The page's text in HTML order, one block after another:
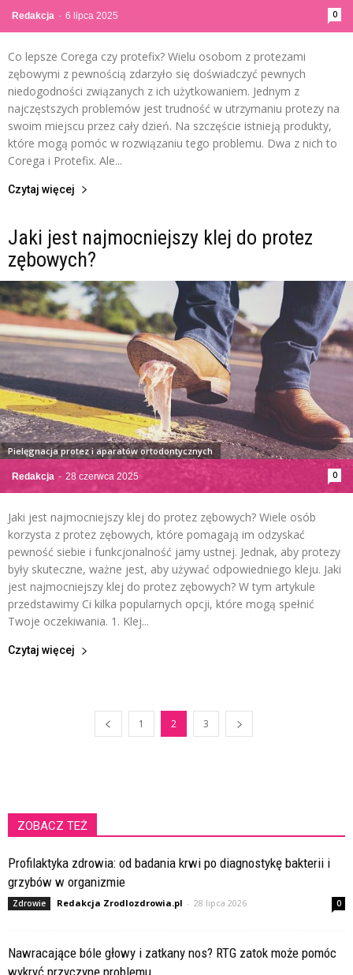
Redakcja - 6 lipca 2025 0
Co lepsze Corega czy protefix? Wielu osobom z protezami
zębowymi z pewnością zdarzyło się doświadczyć pewnych
niedogodności związanych z ich użytkowaniem. Jednym z
najczęstszych problemów jest trudność w utrzymaniu protezy na
swoim miejscu przez cały dzień. Na szczęście istnieją produkty,
które mogą pomóc w rozwiązaniu tego problemu. Dwa z nich to
Corega i Protefix. Ale...
Czytaj więcej
Jaki jest najmocniejszy klej do protez
zębowych?
Redakcja - 28 czerwca 2025 0
Pielęgnacja protez i aparatów ortodontycznych
Jaki jest najmocniejszy klej do protez zębowych? Wiele osób
korzysta z protez zębowych, które pomagają im odzyskać
pewność siebie i funkcjonalność jamy ustnej. Jednak, aby protezy
były skuteczne, ważne jest, aby używać odpowiedniego kleju. Jaki
jest najmocniejszy klej do protez zębowych? W tym artykule
przedstawimy Ci kilka popularnych opcji, które mogą spełnić
Twoje oczekiwania. 1. Klej...
Czytaj więcej
1 2 3
ZOBACZ TEŻ
Profilaktyka zdrowia: od badania krwi po diagnostykę bakterii i
grzybów w organizmie
Zdrowie Redakcja Zrodlozdrowia.pl - 28 lipca 2026 0
Nawracające bóle głowy i zatkany nos? RTG zatok może pomóc